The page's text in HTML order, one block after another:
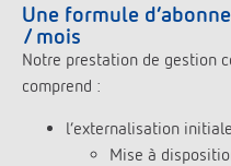
Une formule
/ mois
Notre prestation de gestion
comprend :
l’externalisation
Mise à